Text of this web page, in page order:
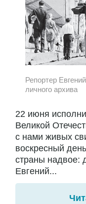
Репортер
личного архива
22 июня
Великой
с нами живых
воскресный
страны надвое:
Евгений...